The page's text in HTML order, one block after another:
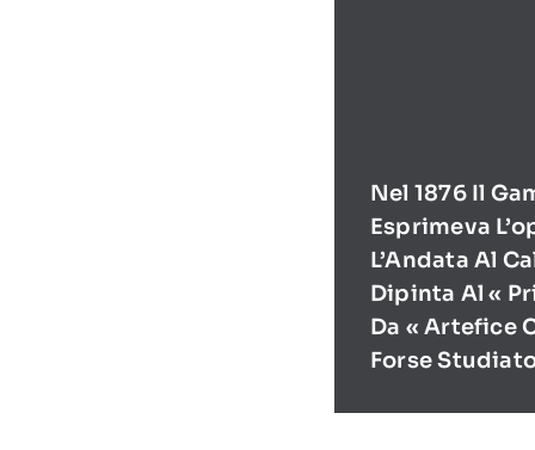
Nel 1876 Il
Esprimeva
L’Andata Al
Dipinta Al «
Da « Artefice
Forse